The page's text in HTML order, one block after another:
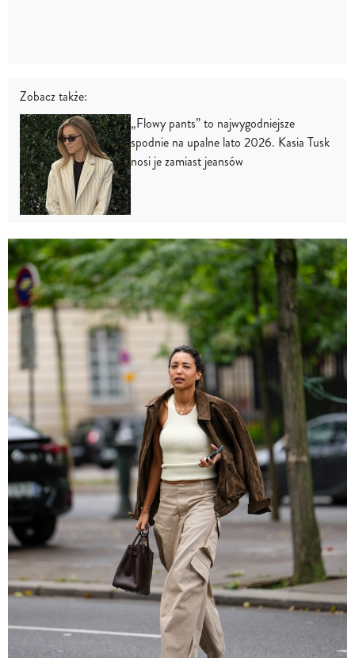
Zobacz także:
„Flowy pants” to najwygodniejsze
spodnie na upalne lato 2026. Kasia Tusk
nosi je zamiast jeansów